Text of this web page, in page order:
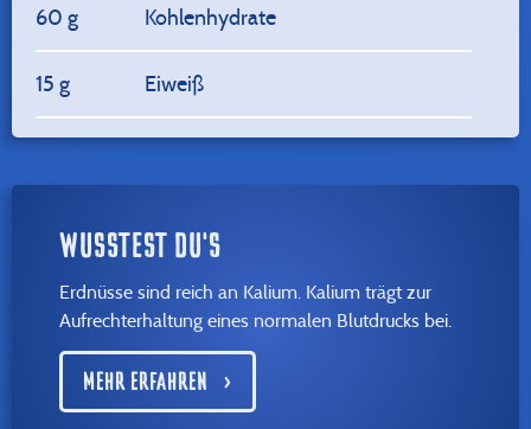
60 g Kohlenhydrate
15 g Eiweiß
WUSSTEST DU'S
Erdnüsse sind reich an Kalium. Kalium trägt zur
Aufrechterhaltung eines normalen Blutdrucks bei.
MEHR ERFAHREN